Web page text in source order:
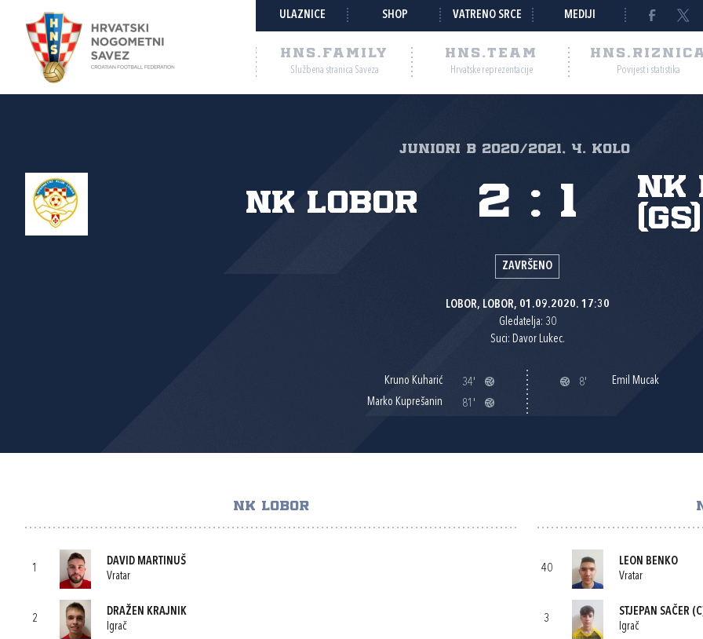
ULAZNICE SHOP VATRENO SRCE MEDIJI
HNS.FAMILY
Službena stranica Saveza
HNS.TEAM
Hrvatske reprezentacije Povijest i statistika
JUNIORI B 2020/2021, 4. kolo
NK Lobor
NK
(GS)
2 : 1
ZAVRŠENO
LOBOR, LOBOR, 01.09.2020. 17:30
Gledatelja: 30
Suci: Davor Lukec.
Kruno Kuharić
34'
Marko Kuprešanin
81'
8' Emil Mucak
NK LOBOR
1
DAVID MARTINUŠ
Vratar
2
DRAŽEN KRAJNIK
Igrač
40
LEON BENKO
Vratar
3
STJEPAN SAČER
Igrač